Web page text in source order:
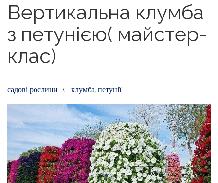
Вертикальна клумба
з петунією( майстер-
клас)
садові рослини \ клумба,петунії